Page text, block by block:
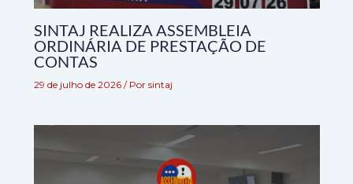
SINTAJ REALIZA ASSEMBLEIA
ORDINÁRIA DE PRESTAÇÃO DE
CONTAS
29 de julho de 2026 / Por sintaj